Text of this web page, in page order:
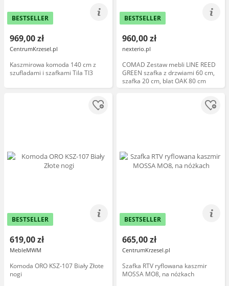
BESTSELLER
969,00 zł
CentrumKrzesel.pl
Kaszmirowa komoda 140 cm z
szufladami i szafkami Tila TI3
BESTSELLER
960,00 zł
nexterio.pl
COMAD Zestaw mebli LINE REED
GREEN szafka z drzwiami 60 cm,
szafka 20 cm, blat OAK 80 cm
BESTSELLER
619,00 zł
MebleMWM
Komoda ORO KSZ-107 Biały Złote
nogi
BESTSELLER
665,00 zł
CentrumKrzesel.pl
Szafka RTV ryflowana kaszmir
MOSSA MO8, na nóżkach